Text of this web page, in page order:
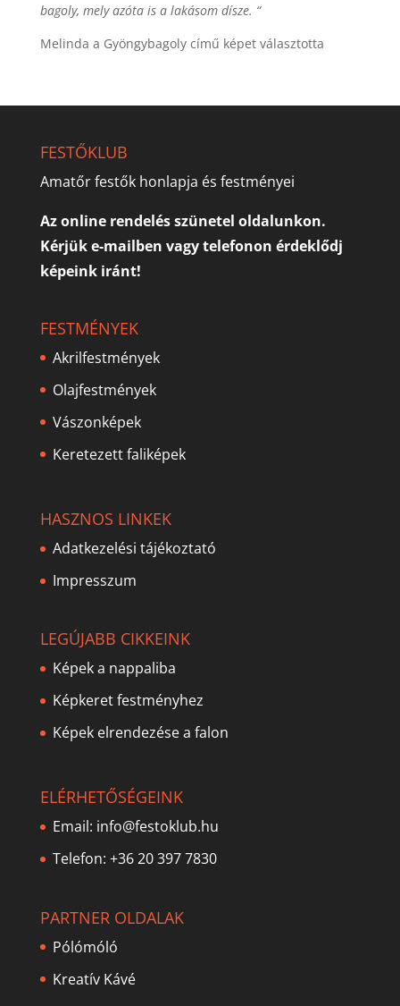
bagoly, mely azóta is a lakásom dísze. “
Melinda a Gyöngybagoly című képet választotta
FESTŐKLUB
Amatőr festők honlapja és festményei
Az online rendelés szünetel oldalunkon.
Kérjük e-mailben vagy telefonon érdeklődj
képeink iránt!
FESTMÉNYEK
Akrilfestmények
Olajfestmények
Vászonképek
Keretezett faliképek
HASZNOS LINKEK
Adatkezelési tájékoztató
Impresszum
LEGÚJABB CIKKEINK
Képek a nappaliba
Képkeret festményhez
Képek elrendezése a falon
ELÉRHETŐSÉGEINK
Email: info@festoklub.hu
Telefon: +36 20 397 7830
PARTNER OLDALAK
Pólómóló
Kreatív Kávé